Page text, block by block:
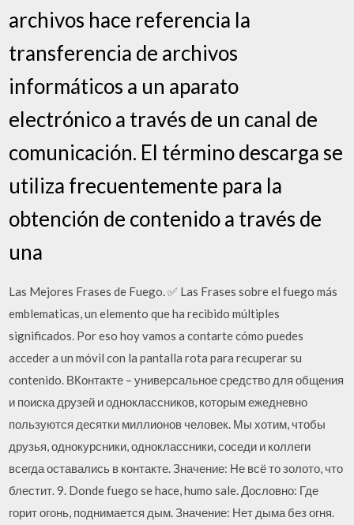
archivos hace referencia la
transferencia de archivos
informáticos a un aparato
electrónico a través de un canal de
comunicación. El término descarga se
utiliza frecuentemente para la
obtención de contenido a través de
una
Las Mejores Frases de Fuego. ✅ Las Frases sobre el fuego más
emblematicas, un elemento que ha recibido múltiples
significados. Por eso hoy vamos a contarte cómo puedes
acceder a un móvil con la pantalla rota para recuperar su
contenido. ВКонтакте – универсальное средство для общения
и поиска друзей и одноклассников, которым ежедневно
пользуются десятки миллионов человек. Мы хотим, чтобы
друзья, однокурсники, одноклассники, соседи и коллеги
всегда оставались в контакте. Значение: Не всё то золото, что
блестит. 9. Donde fuego se hace, humo sale. Дословно: Где
горит огонь, поднимается дым. Значение: Нет дыма без огня.